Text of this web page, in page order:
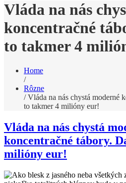
Vláda na nás
koncentračné
to takmer 4
Home
/
Rôzne
/ Vláda na nás chystá moderné
to takmer 4 milióny eur!
Vláda na nás chystá
koncentračné tábory.
milióny eur!